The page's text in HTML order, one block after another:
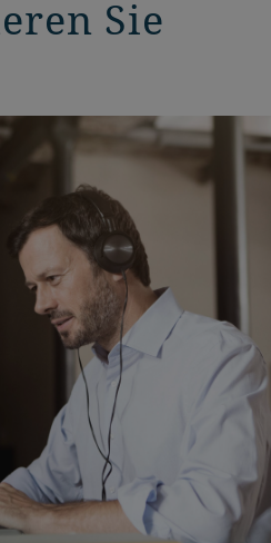
Sie